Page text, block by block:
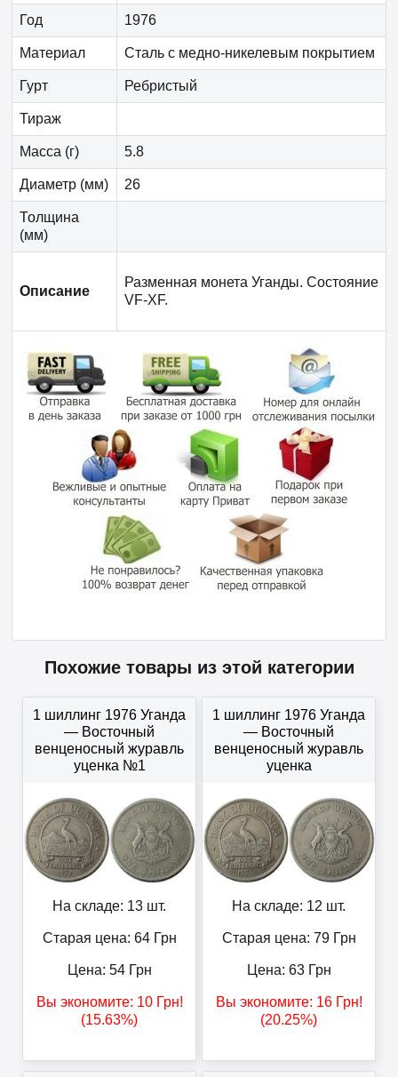
Год 1976
Материал Сталь с медно-никелевым покрытием
Гурт Ребристый
Тираж
Масса (г) 5.8
Диаметр (мм) 26
Толщина
(мм)
Описание
Разменная монета Уганды. Состояние
VF-XF.
Похожие товары из этой категории
1 шиллинг 1976 Уганда
— Восточный
венценосный журавль
уценка №1
На складе: 13 шт.
Старая цена: 64Грн
Цена: 54Грн
Вы экономите: 10Грн!
(15.63%)
1 шиллинг 1976 Уганда
— Восточный
венценосный журавль
уценка
На складе: 12 шт.
Старая цена: 79Грн
Цена: 63Грн
Вы экономите: 16Грн!
(20.25%)